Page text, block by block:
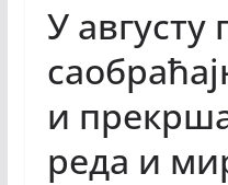
У августу
и
реда и